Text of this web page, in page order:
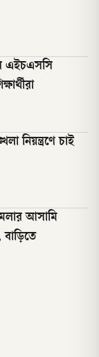
এইচএসসি
নিয়ন্ত্রণে চাই
আসামি